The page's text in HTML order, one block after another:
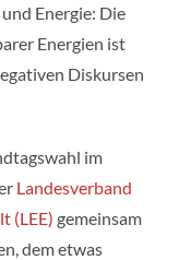
Energie: Die
Energien ist
Diskursen
im
Landesverband
(LEE) gemeinsam
dem etwas